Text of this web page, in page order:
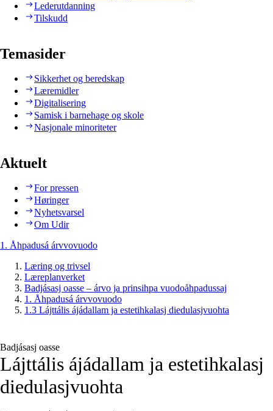
Lederutdanning
Tilskudd
Temasider
Sikkerhet og beredskap
Læremidler
Digitalisering
Samisk i barnehage og skole
Nasjonale minoriteter
Aktuelt
For pressen
Høringer
Nyhetsvarsel
Om Udir
1. Åhpadusá árvvovuodo
Læring og trivsel
Læreplanverket
Badjásasj oasse – árvo ja prinsihpa vuodoåhpadussaj
1. Åhpadusá árvvovuodo
1.3 Lájttális ájádallam ja estetihkalasj diedulasjvuohta
Badjásasj oasse
Lájttális ájádallam ja estetihkalasj
diedulasjvuohta